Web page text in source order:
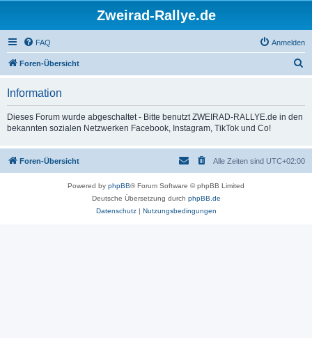
Zweirad-Rallye.de
FAQ Anmelden
Foren-Übersicht
Information
Dieses Forum wurde abgeschaltet - Bitte benutzt ZWEIRAD-RALLYE.de in den
bekannten sozialen Netzwerken Facebook, Instagram, TikTok und Co!
Foren-Übersicht Alle Zeiten sind UTC+02:00
Powered by phpBB® Forum Software © phpBB Limited
Deutsche Übersetzung durch phpBB.de
Datenschutz| Nutzungsbedingungen